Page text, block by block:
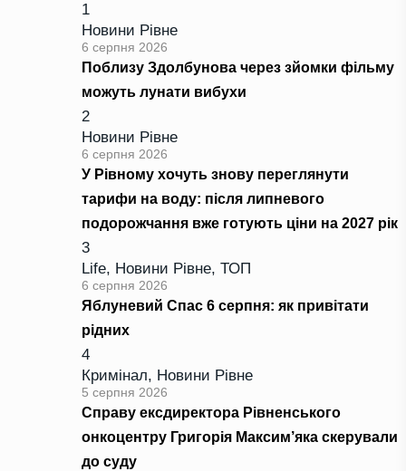
1
Новини Рівне
6 серпня 2026
Поблизу Здолбунова через зйомки фільму
можуть лунати вибухи
2
Новини Рівне
6 серпня 2026
У Рівному хочуть знову переглянути
тарифи на воду: після липневого
подорожчання вже готують ціни на 2027 рік
3
Life, Новини Рівне, ТОП
6 серпня 2026
Яблуневий Спас 6 серпня: як привітати
рідних
4
Кримінал, Новини Рівне
5 серпня 2026
Справу ексдиректора Рівненського
онкоцентру Григорія Максим’яка скерували
до суду